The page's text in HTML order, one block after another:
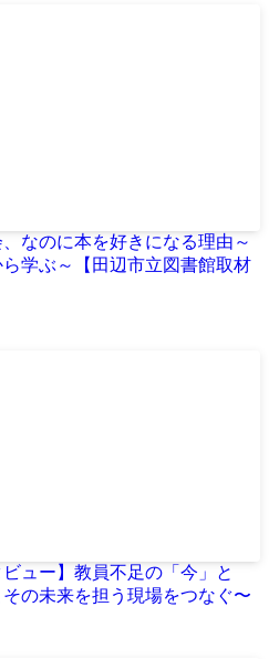
、なのに本を好きになる理由～
学ぶ～【田辺市立図書館取材
ビュー】教員不足の「今」と
その未来を担う現場をつなぐ〜